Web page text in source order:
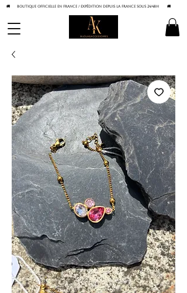
🚚 BOUTIQUE OFFICIELLE EN FRANCE / Expédition depuis la France sous 24/48h 🚚